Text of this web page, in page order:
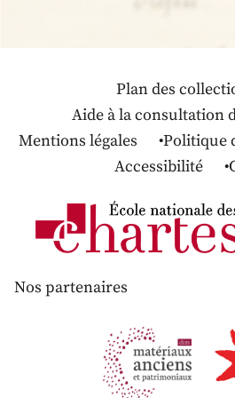
Plan des
Aide à la consultation
Mentions légales
Politique
Accessibilité
Nos partenaires